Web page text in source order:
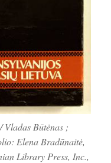
Vladas Būtėnas ;
Elena Bradūnaitė,
Library Press, Inc.,